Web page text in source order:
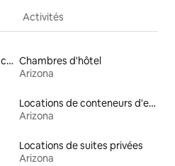
Activités
Locations de maisons de vacances Chambres d'hôtel
Arizona
Locations de conteneurs d'expédition
Arizona
Locations de suites privées
Arizona